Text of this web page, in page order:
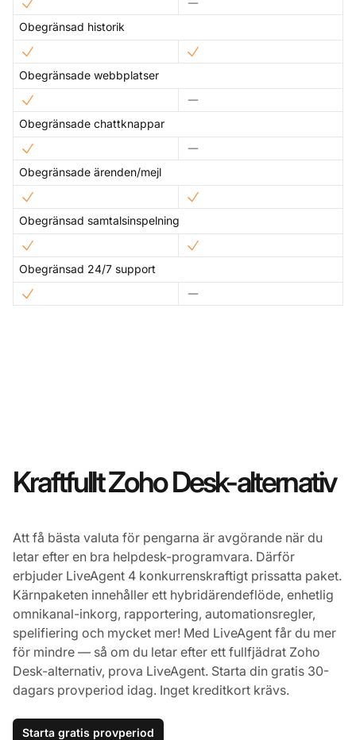
Obegränsad historik
Obegränsade webbplatser
Obegränsade chattknappar
Obegränsade ärenden/mejl
Obegränsad samtalsinspelning
Obegränsad 24/7 support
Kraftfullt Zoho Desk-alternativ
Att få bästa valuta för pengarna är avgörande när du
letar efter en bra helpdesk-programvara. Därför
erbjuder LiveAgent 4 konkurrenskraftigt prissatta paket.
Kärnpaketen innehåller ett hybridärendeflöde, enhetlig
omnikanal-inkorg, rapportering, automationsregler,
spelifiering och mycket mer! Med LiveAgent får du mer
för mindre — så om du letar efter ett fullfjädrat Zoho
Desk-alternativ, prova LiveAgent. Starta din gratis 30-
dagars provperiod idag. Inget kreditkort krävs.
Starta gratis provperiod